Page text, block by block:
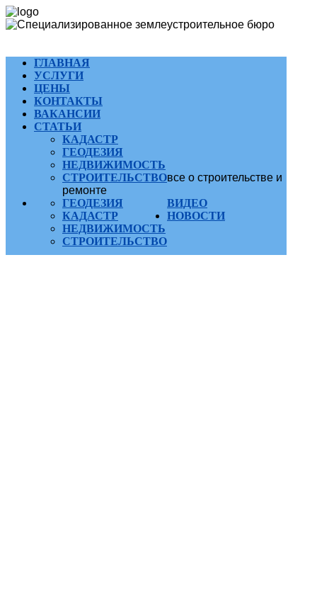
ГЛАВНАЯ
УСЛУГИ
ЦЕНЫ
КОНТАКТЫ
ВАКАНСИИ
СТАТЬИ
КАДАСТР
ГЕОДЕЗИЯ
НЕДВИЖИМОСТЬ
СТРОИТЕЛЬСТВОвсе о строительстве и
ремонте
ВИДЕО
ГЕОДЕЗИЯ
КАДАСТР
НЕДВИЖИМОСТЬ
СТРОИТЕЛЬСТВО
НОВОСТИ